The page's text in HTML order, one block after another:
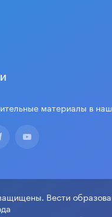
материалы в
Вести